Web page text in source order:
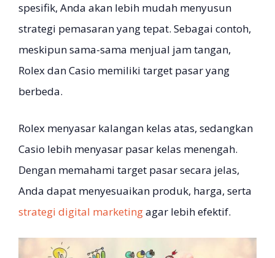
spesifik, Anda akan lebih mudah menyusun
strategi pemasaran yang tepat. Sebagai contoh,
meskipun sama-sama menjual jam tangan,
Rolex dan Casio memiliki target pasar yang
berbeda.
Rolex menyasar kalangan kelas atas, sedangkan
Casio lebih menyasar pasar kelas menengah.
Dengan memahami target pasar secara jelas,
Anda dapat menyesuaikan produk, harga, serta
strategi digital marketingagar lebih efektif.